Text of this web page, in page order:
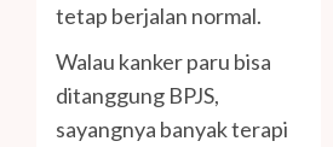
tetap berjalan normal.
Walau kanker paru bisa
ditanggung BPJS,
sayangnya banyak terapi